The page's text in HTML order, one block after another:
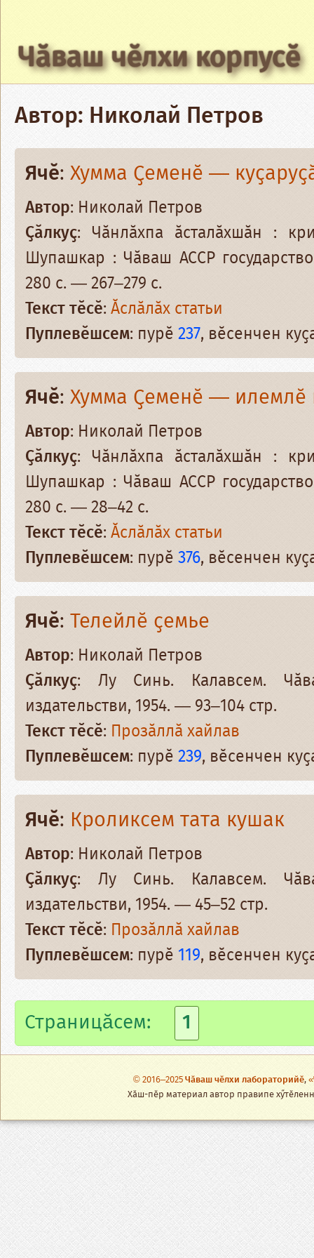
Чӑваш чӗлхи корпусӗ
Автор: Николай Петров
Ячӗ: Хумма Ҫеменӗ —
Автор: Николай Петров
Ҫӑлкуҫ: Чӑнлӑхпа ӑсталӑхшӑн :
Шупашкар : Чӑваш АССР
280 с. — 267–279 с.
Текст тӗсӗ:Ӑслӑлӑх статьи
Пуплевӗшсем: пурӗ237, вӗсенчен
Ячӗ: Хумма Ҫеменӗ — илемлӗ
Автор: Николай Петров
Ҫӑлкуҫ: Чӑнлӑхпа ӑсталӑхшӑн :
Шупашкар : Чӑваш АССР
280 с. — 28–42 с.
Текст тӗсӗ:Ӑслӑлӑх статьи
Пуплевӗшсем: пурӗ376, вӗсенчен
Ячӗ: Телейлӗ ҫемье
Автор: Николай Петров
Ҫӑлкуҫ: Лу Синь. Калавсем.
издательстви, 1954. — 93–104 стр.
Текст тӗсӗ: Прозӑллӑ хайлав
Пуплевӗшсем: пурӗ239, вӗсенчен
Ячӗ: Кроликсем тата кушак
Автор: Николай Петров
Ҫӑлкуҫ: Лу Синь. Калавсем.
издательстви, 1954. — 45–52 стр.
Текст тӗсӗ: Прозӑллӑ хайлав
Пуплевӗшсем: пурӗ 119, вӗсенчен
Страницăсем: 1
© 2016–2025Чӑваш чӗлхи лабораторийӗ,
Хӑш-пӗр материал автор правипе